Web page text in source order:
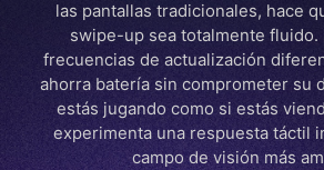
las pantallas tradicionales, hace
swipe-up sea totalmente fluido.
frecuencias de actualización
ahorra batería sin comprometer su
estás jugando como si estás
experimenta una respuesta táctil
campo de visión más